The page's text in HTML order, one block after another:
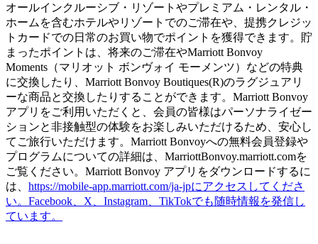
オールインクルーシブ・リゾートやプレミアム・レンタル・
ホームを含むホテルやリゾートでのご滞在や、提携クレジッ
トカードでの日常のお買い物でポイントを獲得できます。貯
まったポイントは、将来のご滞在やMarriott Bonvoy
Moments（マリオット ボンヴォイ モーメンツ）などの特典
に交換したり、Marriott Bonvoy Boutiques(R)のラグジュアリ
ーな商品と交換したりすることができます。Marriott Bonvoy
アプリをご利用いただくと、会員の皆様はパーソナライゼー
ションと非接触型の体験をお楽しみいただけるため、安心し
てご旅行いただけます。Marriott Bonvoyへの無料会員登録や
プログラムについての詳細は、MarriottBonvoy.marriott.comを
ご覧ください。Marriott Bonvoy アプリをダウンロードするに
は、 https://mobile-app.marriott.com/ja-jpにアクセスしてくださ
い。Facebook、X、Instagram、TikTokでも随時情報を発信し
ています。